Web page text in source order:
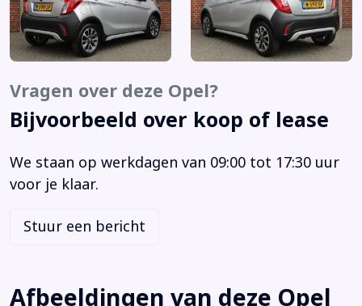
Apple Carplay/Android Auto
Audio installatie
Bandenspanningscontrolesysteem
Bekerhouders voor
Bestuurdersstoel in hoogte verstelbaar
Boekjes + Handleiding
Boordcomputer
Buitenspiegels in carrosseriekleur
Vragen over deze Opel?
Bijvoorbeeld over koop of lease
We staan op werkdagen van 09:00 tot 17:30 uur
voor je klaar.
Stuur een bericht
Afbeeldingen van deze Opel